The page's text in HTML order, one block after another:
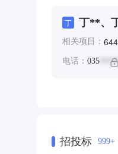
丁
丁**、
贾**、
相关项目： 644
电话： 035
招投标 999+